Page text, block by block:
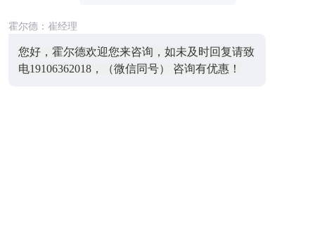
霍尔德：崔经理
您好，霍尔德欢迎您来咨询，如未及时回复请致
电19106362018，（微信同号） 咨询有优惠！